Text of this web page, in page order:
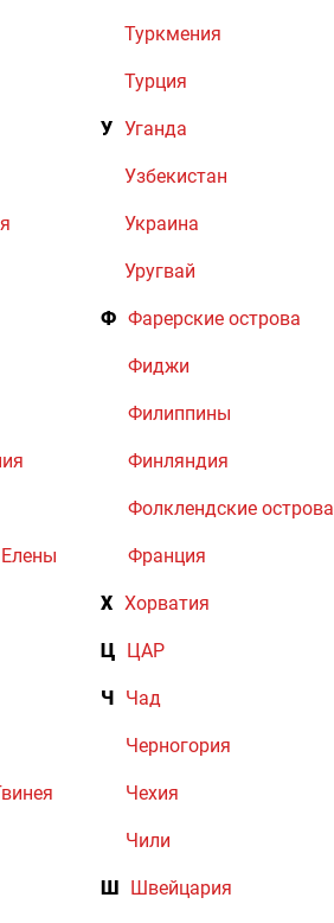
Туркмения
Турция
У Уганда
Узбекистан
Украина
Уругвай
Ф Фарерские острова
Фиджи
Филиппины
Финляндия
Фолклендские острова
Франция
Х Хорватия
Ц ЦАР
Ч Чад
Черногория
Чехия
Чили
Ш Швейцария